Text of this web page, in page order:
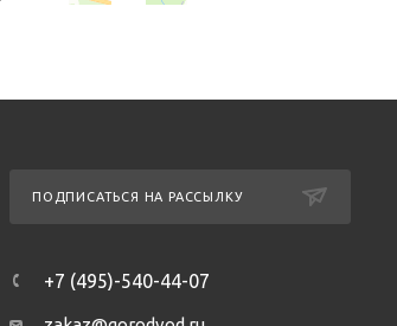
ПОДПИСАТЬСЯ НА РАССЫЛКУ
+7 (495)-540-44-07